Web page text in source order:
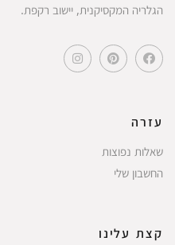
הגלריה המקסיקנית, יישוב רקפת.
עזרה
שאלות נפוצות
החשבון שלי
קצת עלינו